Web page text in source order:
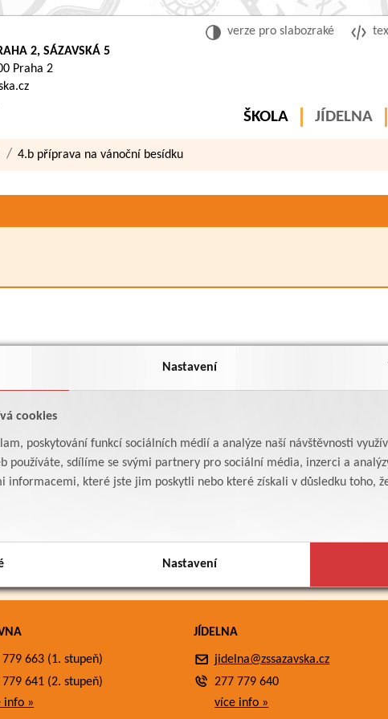
Nastavení
cookies
poskytování funkcí sociálních médií a analýze naší návštěvnosti
používáte, sdílíme se svými partnery pro sociální média, inzerci a
informacemi, které jste jim poskytli nebo které získali v důsledku toho,
Nastavení
verze pro slabozraké
2, SÁZAVSKÁ 5
Praha 2
ŠKOLA JÍDELNA
4.b příprava na vánoční besídku
779 663 (1. stupeň)
779 641 (2. stupeň)
info »
JÍDELNA
jidelna@zssazavska.cz
277 779 640
více info »